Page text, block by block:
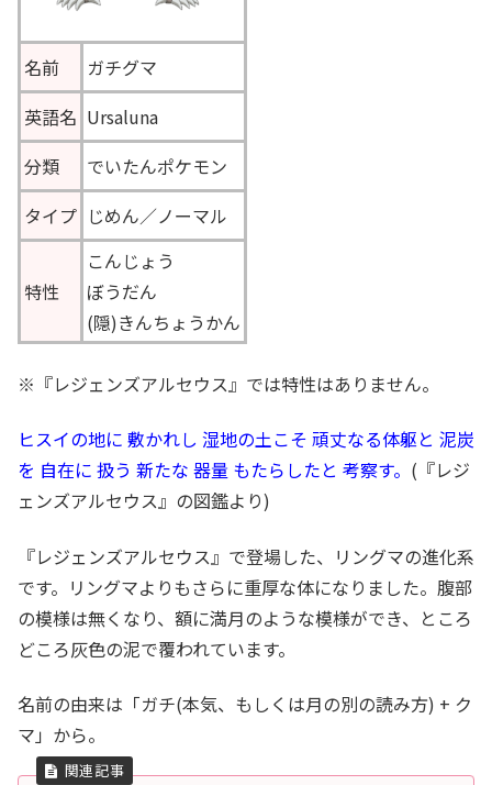
名前
ガチグマ
英語名 Ursaluna
分類
でいたんポケモン
タイプ じめん／ノーマル
特性
こんじょう
ぼうだん
(隠)きんちょうかん
※『レジェンズアルセウス』では特性はありません。
ヒスイの地に 敷かれし 湿地の土こそ 頑丈なる体躯と 泥炭
を 自在に 扱う 新たな 器量 もたらしたと 考察す。 (『レジ
ェンズアルセウス』の図鑑より)
『レジェンズアルセウス』で登場した、リングマの進化系
です。リングマよりもさらに重厚な体になりました。腹部
の模様は無くなり、額に満月のような模様ができ、ところ
どころ灰色の泥で覆われています。
名前の由来は「ガチ(本気、もしくは月の別の読み方) + ク
マ」から。